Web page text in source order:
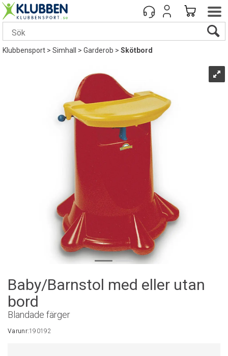
Klubbensport>Simhall >Garderob>Skötbord
Baby/Barnstol med eller utan
bord
Blandade färger
Varunr:190192